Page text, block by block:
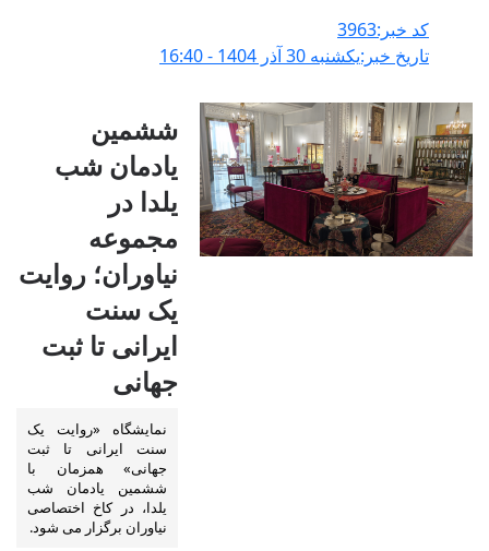
کد خبر:3963
تاریخ خبر:يکشنبه 30 آذر 1404 - 16:40
ششمین
یادمان شب
یلدا در
مجموعه
نیاوران؛ روایت
یک سنت
ایرانی تا ثبت
جهانی
نمایشگاه «روایت یک
سنت ایرانی تا ثبت
جهانی» همزمان با
ششمین یادمان شب
یلدا، در کاخ اختصاصی
نیاوران برگزار می شود.